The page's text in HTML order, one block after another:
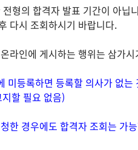
형의 합격자 발표 기간이 아닙
다시 조회하시기 바랍니다.
라인에 게시하는 행위는 삼가시
등록하면 등록할 의사가 없는
할 필요 없음)
한 경우에도 합격자 조회는 가